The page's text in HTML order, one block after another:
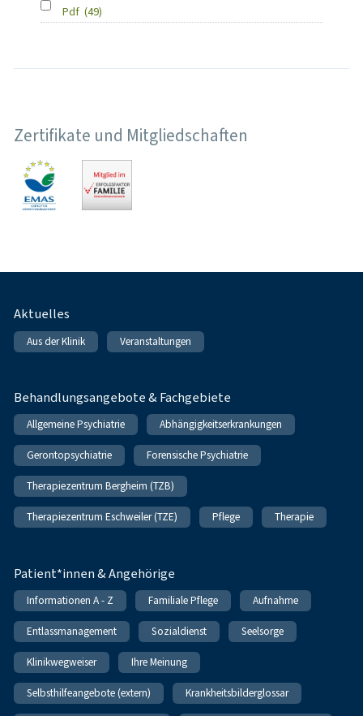
Pdf (49)
Zertifikate und Mitgliedschaften
Fußnavigation
Aktuelles
Aus der Klinik Veranstaltungen
Behandlungsangebote & Fachgebiete
Allgemeine Psychiatrie Abhängigkeitserkrankungen
Gerontopsychiatrie Forensische Psychiatrie
Therapiezentrum Bergheim (TZB)
Therapiezentrum Eschweiler (TZE) Pflege Therapie
Patient*innen & Angehörige
Informationen A - Z Familiale Pflege Aufnahme
Entlassmanagement Sozialdienst Seelsorge
Klinikwegweiser Ihre Meinung
Selbsthilfeangebote (extern) Krankheitsbilderglossar